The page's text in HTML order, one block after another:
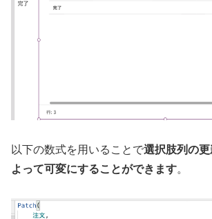
以下の数式を用いることで選択肢列の
よって可変にすることができます。